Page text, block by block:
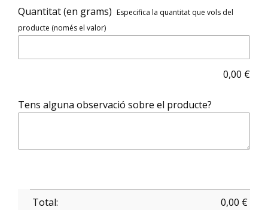
Quantitat (en grams) Especifica la quantitat que vols del
producte (només el valor)
0,00 €
Tens alguna observació sobre el producte?
Total: 0,00 €